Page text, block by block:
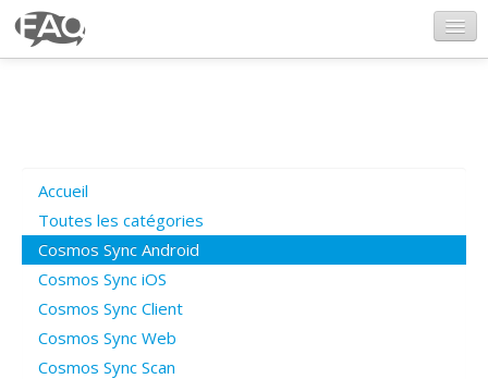
Poser une question
Questions ouvertes
Connexion
Accueil
Toutes les catégories
Cosmos Sync Android
Cosmos Sync iOS
Cosmos Sync Client
Cosmos Sync Web
Cosmos Sync Scan